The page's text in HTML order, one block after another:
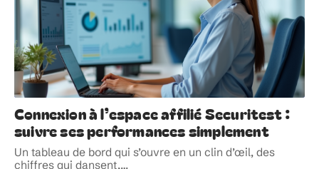
Connexion à l’espace affilié Securitest :
suivre ses performances simplement
Un tableau de bord qui s’ouvre en un clin d’œil, des
chiffres qui dansent,…